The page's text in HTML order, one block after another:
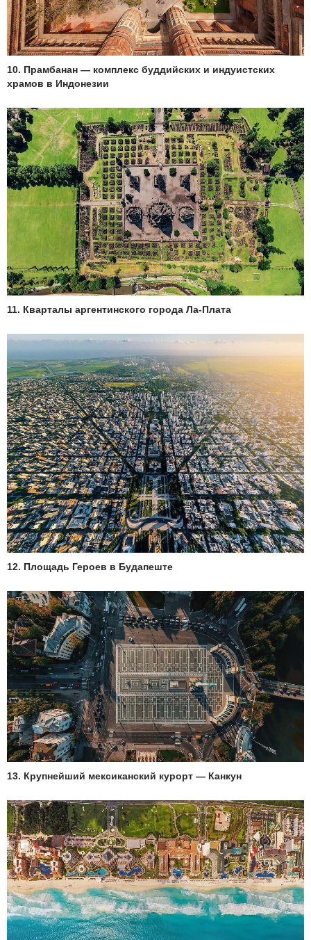
10. Прамбанан — комплекс буддийских и индуистских
храмов в Индонезии
11. Кварталы аргентинского города Ла-Плата
12. Площадь Героев в Будапеште
13. Крупнейший мексиканский курорт — Канкун